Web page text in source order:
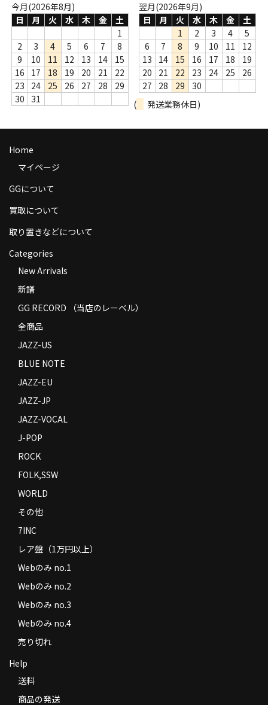
Webのみ no.1
Webのみ no.2
Webのみ no.3
Webのみ no.4
売り切れ
Help
送料
お支払い方法
返品
コンディション
特定商取引法に基づく表示
Contact
今月(2026年8月)
日
月 火 水 木 金
土
1
2
3 4 5 6 7
8
9
10 11 12 13 14
15
16
17 18 19 20 21
22
23
24 25 26 27 28
29
30
31
翌月(2026年9月)
日
月 火 水 木 金
土
1
2 3 4
5
6
7 8 9 10 11
12
13
14 15 16 17 18
19
20
21 22 23 24 25
26
27
28 29
30
(
発送業務休日)
Home
マイページ
GGについて
買取について
取り置きなどについて
Categories
New Arrivals
新譜
GG RECORD （当店のレーベル）
全商品
JAZZ-US
BLUE NOTE
JAZZ-EU
JAZZ-JP
JAZZ-VOCAL
J-POP
ROCK
FOLK,SSW
WORLD
その他
7INC
レア盤（1万円以上）
Webのみ no.1
Webのみ no.2
Webのみ no.3
Webのみ no.4
売り切れ
Help
送料
商品の発送